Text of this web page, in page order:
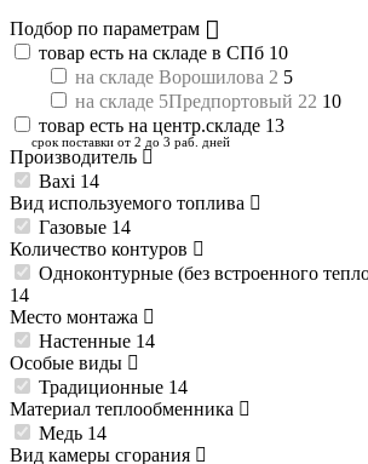
Подбор по параметрам
товар есть на складе в СПб 10
на складе Ворошилова 2 5
на складе 5Предпортовый 22 10
товар есть на центр.складе 13
срок поставки от 2 до 3 раб. дней
Производитель
Baxi 14
Вид используемого топлива
Газовые 14
Количество контуров
Одноконтурные (без встроенного
14
Место монтажа
Настенные 14
Особые виды
Традиционные 14
Материал теплообменника
Медь 14
Вид камеры сгорания